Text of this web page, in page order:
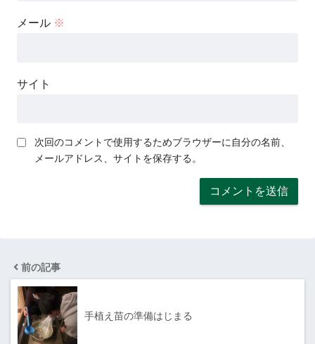
メール ※
サイト
次回のコメントで使用するためブラウザーに自分の名前、
メールアドレス、サイトを保存する。
前の記事
手植え苗の準備はじまる